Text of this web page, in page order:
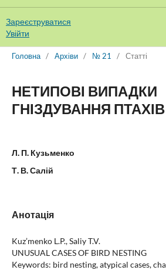
Зареєструватися
Увійти
Головна / Архіви / № 21 / Статті
НЕТИПОВІ ВИПАДКИ
ГНІЗДУВАННЯ ПТАХІВ
Л. П. Кузьменко
Т. В. Салій
Анотація
Kuz’menko L.P., Saliy T.V.
UNUSUAL CASES OF BIRD NESTING
Keywords: bird nesting, atypical cases,